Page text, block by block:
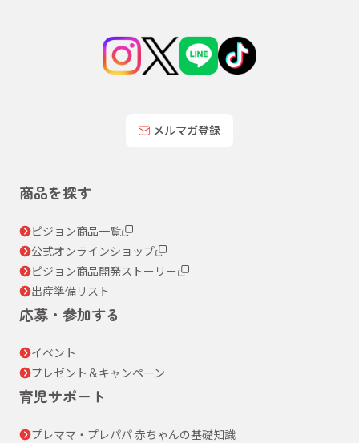
メルマガ登録
商品を探す
ピジョン商品一覧
公式オンラインショップ
ピジョン商品開発ストーリー
出産準備リスト
応募・参加する
イベント
プレゼント＆キャンペーン
育児サポート
プレママ・プレパパ 赤ちゃんの基礎知識